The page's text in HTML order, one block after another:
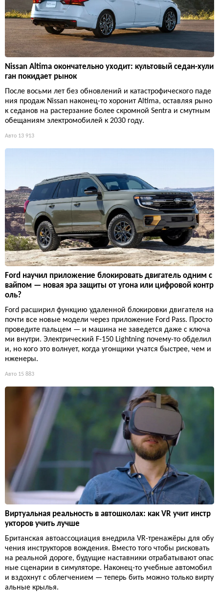
Nissan Altima окончательно уходит: культовый седан-хули
ган покидает рынок
После восьми лет без обновлений и катастрофического паде
ния продаж Nissan наконец-то хоронит Altima, оставляя рыно
к седанов на растерзание более скромной Sentra и смутным
обещаниям электромобилей к 2030 году.
Авто 13 913
Ford научил приложение блокировать двигатель одним с
вайпом — новая эра защиты от угона или цифровой контр
оль?
Ford расширил функцию удаленной блокировки двигателя на
почти все новые модели через приложение Ford Pass. Просто
проведите пальцем — и машина не заведется даже с ключа
ми внутри. Электрический F-150 Lightning почему-то обделил
и, но кого это волнует, когда угонщики учатся быстрее, чем и
нженеры.
Авто 15 883
Виртуальная реальность в автошколах: как VR учит инстр
укторов учить лучше
Британская автоассоциация внедрила VR-тренажёры для обу
чения инструкторов вождения. Вместо того чтобы рисковать
на реальной дороге, будущие наставники отрабатывают опас
ные сценарии в симуляторе. Наконец-то учебные автомобил
и вздохнут с облегчением — теперь бить можно только вирту
альные крылья.